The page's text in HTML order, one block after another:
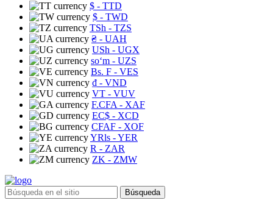
$ - TTD
$ - TWD
TSh - TZS
₴ - UAH
USh - UGX
soʻm - UZS
Bs. F - VES
₫ - VND
VT - VUV
F.CFA - XAF
EC$ - XCD
CFAF - XOF
YRls - YER
R - ZAR
ZK - ZMW
Búsqueda